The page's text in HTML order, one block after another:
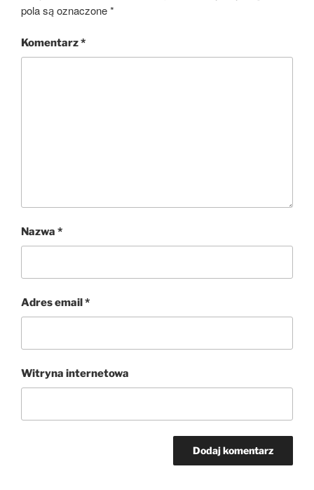
pola są oznaczone*
Komentarz*
Nazwa *
Adres email*
Witryna internetowa